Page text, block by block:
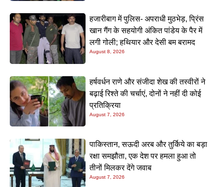
हजारीबाग में पुलिस- अपराधी मुठभेड़, प्रिंस
खान गैंग के सहयोगी अंकित पांडेय के पैर में
लगी गोली; हथियार और देसी बम बरामद
August 8, 2026
हर्षवर्धन राणे और संजीदा शेख की तस्वीरों ने
बढ़ाई रिश्ते की चर्चाएं, दोनों ने नहीं दी कोई
प्रतिक्रिया
August 7, 2026
पाकिस्तान, सऊदी अरब और तुर्किये का बड़ा
रक्षा समझौता, एक देश पर हमला हुआ तो
तीनों मिलकर देंगे जवाब
August 7, 2026